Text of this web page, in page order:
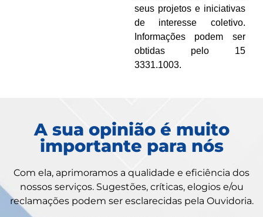
seus projetos e iniciativas
de interesse coletivo.
Informações podem ser
obtidas pelo 15
3331.1003.
A sua opinião é muito
importante para nós
Com ela, aprimoramos a qualidade e eficiência dos
nossos serviços. Sugestões, críticas, elogios e/ou
reclamações podem ser esclarecidas pela Ouvidoria.